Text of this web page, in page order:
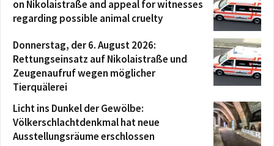
on Nikolaistraße and appeal for witnesses
regarding possible animal cruelty
Donnerstag, der 6. August 2026:
Rettungseinsatz auf Nikolaistraße und
Zeugenaufruf wegen möglicher
Tierquälerei
Licht ins Dunkel der Gewölbe:
Völkerschlachtdenkmal hat neue
Ausstellungsräume erschlossen